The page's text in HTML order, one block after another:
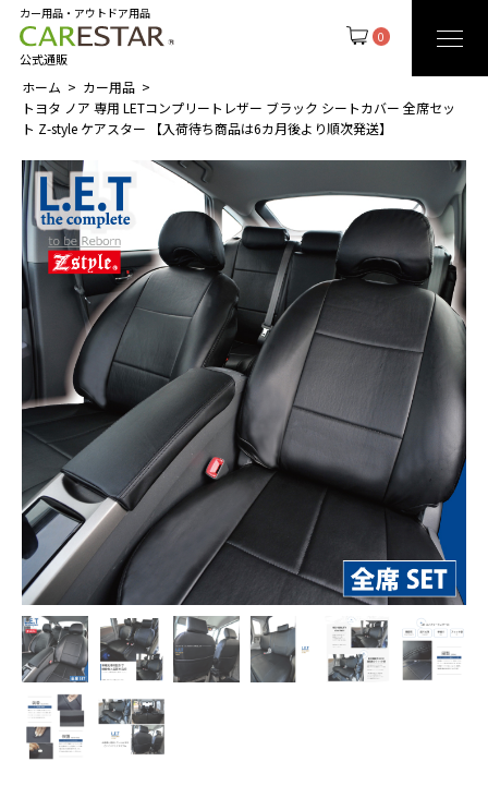
0
カー用品・アウトドア用品
公式通販
ホーム
カー用品
トヨタ ノア 専用 LETコンプリートレザー ブラック シートカバー 全席セッ
ト Z-style ケアスター 【入荷待ち商品は6カ月後より順次発送】